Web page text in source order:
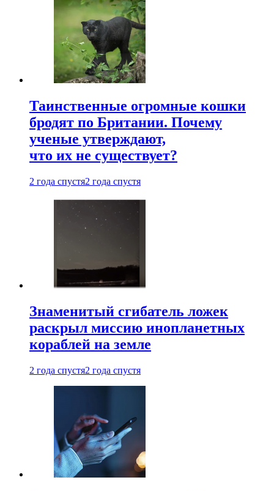
Таинственные огромные кошки
бродят по Британии. Почему
ученые утверждают,
что их не существует?
2 года спустя2 года спустя
Знаменитый сгибатель ложек
раскрыл миссию инопланетных
кораблей на земле
2 года спустя2 года спустя